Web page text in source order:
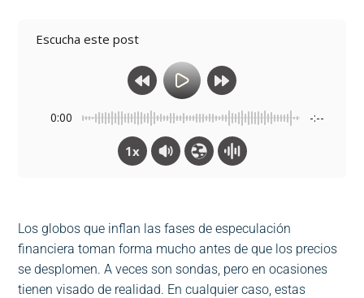
Escucha este post
0:00 -:--
1x
Los globos que inflan las fases de especulación
financiera toman forma mucho antes de que los precios
se desplomen. A veces son sondas, pero en ocasiones
tienen visado de realidad. En cualquier caso, estas